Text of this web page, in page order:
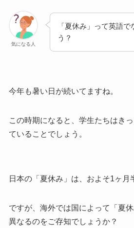
気になる人
「夏休み」って英語
う？
今年も暑い日が続いてますね。
この時期になると、学生たちはきっ
ていることでしょう。
日本の「夏休み」は、およそ1ヶ月
ですが、海外では国によって「夏
異なるのをご存知でしょうか？